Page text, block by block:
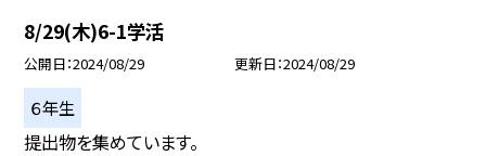
8/29(木)6-1学活
公開日 2024/08/29 更新日 2024/08/29
６年生
提出物を集めています。